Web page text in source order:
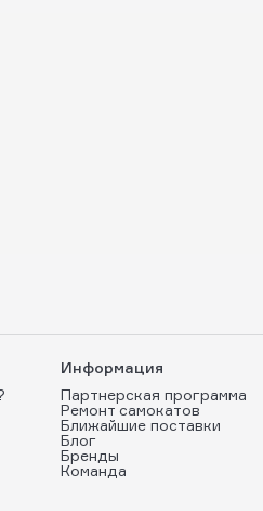
Информация
Партнерская программа
Ремонт самокатов
Ближайшие поставки
Блог
Бренды
Команда